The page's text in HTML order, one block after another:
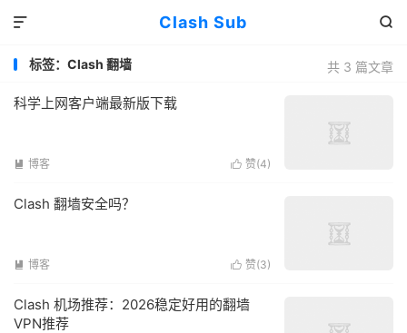
Clash Sub 

共 3 篇文章
标签：Clash 翻墙
科学上网客户端最新版下载
 赞(4)
 博客
Clash 翻墙安全吗？
 赞(3)
 博客
Clash 机场推荐：2026稳定好用的翻墙
VPN推荐